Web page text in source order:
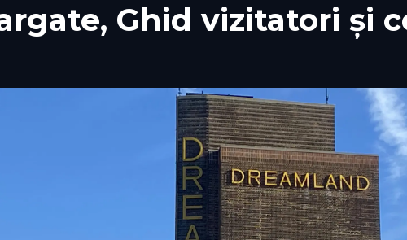
Ghid vizitatori și